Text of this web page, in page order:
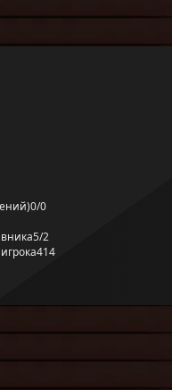
0/0
5/2
414